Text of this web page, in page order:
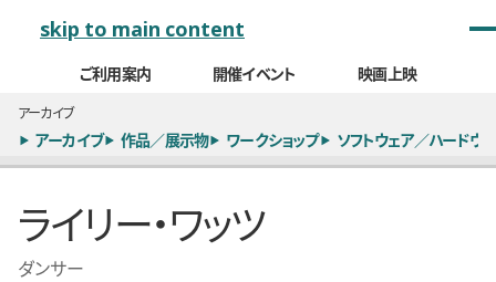
skip to main content
ご利用案内 開催イベント 映画上映
アーカイブ
アーカイブ 作品／展示物 ワークショップ ソフトウェア／ハードウ
ライリー・ワッツ
ダンサー